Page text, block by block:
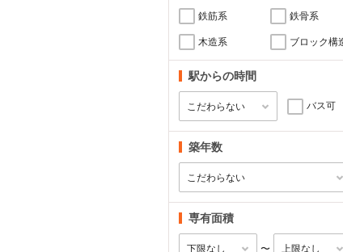
鉄筋系 鉄骨系
木造系 ブロック構
駅からの時間
バス可
築年数
専有面積
〜